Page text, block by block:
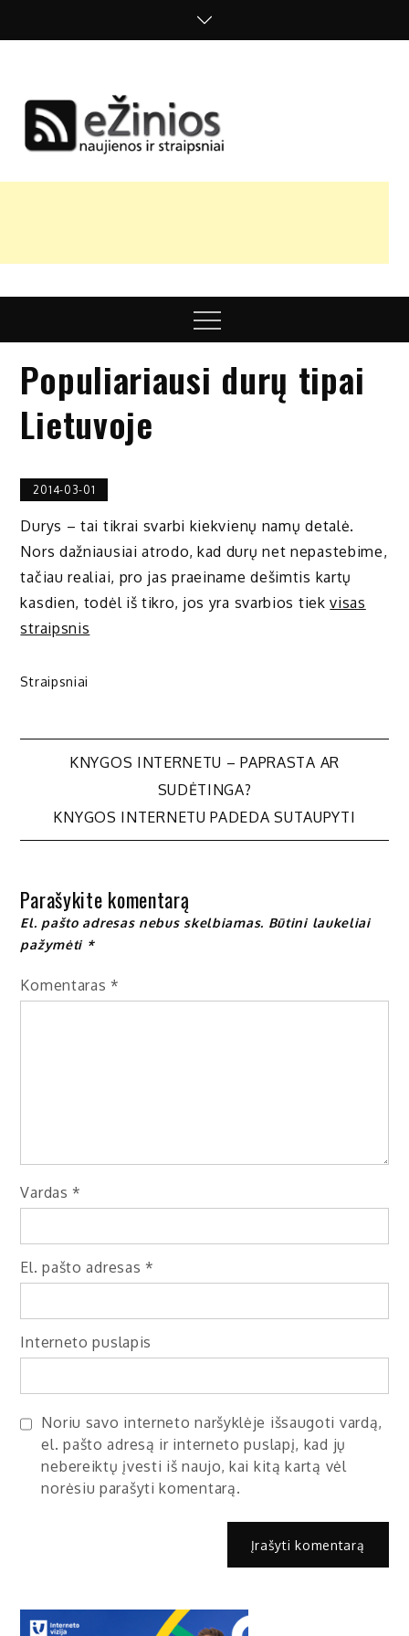
nuomonės
Menu
Populiariausi durų tipai
Lietuvoje
2014-03-01
Durys – tai tikrai svarbi kiekvienų namų detalė.
Nors dažniausiai atrodo, kad durų net nepastebime,
tačiau realiai, pro jas praeiname dešimtis kartų
kasdien, todėl iš tikro, jos yra svarbios tiekvisas
straipsnis
Straipsniai
Navigacija
tarp
KNYGOS INTERNETU – PAPRASTA AR
SUDĖTINGA?
KNYGOS INTERNETU PADEDA SUTAUPYTI
Parašykite komentarą
El. pašto adresas nebus skelbiamas. Būtini laukeliai
pažymėti *
Komentaras *
Vardas *
El. pašto adresas *
Interneto puslapis
Noriu savo interneto naršyklėje išsaugoti vardą,
el. pašto adresą ir interneto puslapį, kad jų
nebereiktų įvesti iš naujo, kai kitą kartą vėl
norėsiu parašyti komentarą.